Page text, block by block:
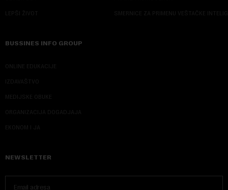
LEPŠI ŽIVOT SMERNICE ZA PRIMENU VEŠTAČKE
BUSSINES INFO GROUP
ONLINE EDUKACIJE
IZDAVAŠTVO
MEDIJSKE OBUKE
ORGANIZACIJA DOGADJAJA
EKONOM I JA
NEWSLETTER